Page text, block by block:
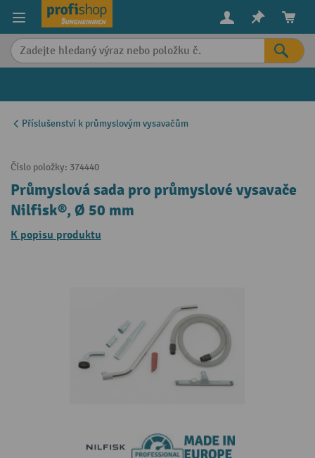
content
Příslušenství k průmyslovým vysavačům
Číslo položky: 374440
Průmyslová sada pro průmyslové vysavače
Nilfisk®, Ø 50 mm
K popisu produktu